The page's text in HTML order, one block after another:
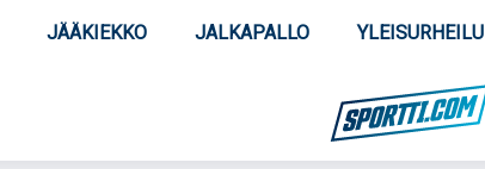
JÄÄKIEKKO JALKAPALLO YLEISURHEILU